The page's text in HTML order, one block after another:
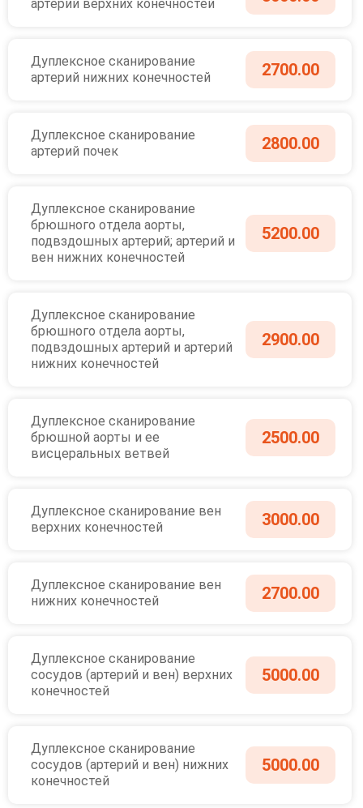
артерий верхних конечностей
Дуплексное сканирование
артерий нижних конечностей
2700.00
Дуплексное сканирование
артерий почек
2800.00
Дуплексное сканирование
брюшного отдела аорты,
подвздошных артерий; артерий и
вен нижних конечностей
5200.00
Дуплексное сканирование
брюшного отдела аорты,
подвздошных артерий и артерий
нижних конечностей
2900.00
Дуплексное сканирование
брюшной аорты и ее
висцеральных ветвей
2500.00
Дуплексное сканирование вен
верхних конечностей
3000.00
Дуплексное сканирование вен
нижних конечностей
2700.00
Дуплексное сканирование
сосудов (артерий и вен) верхних
конечностей
5000.00
Дуплексное сканирование
сосудов (артерий и вен) нижних
конечностей
5000.00